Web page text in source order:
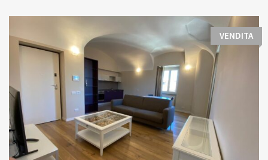
Tipo di contratto:
Costruito:
VENDITA